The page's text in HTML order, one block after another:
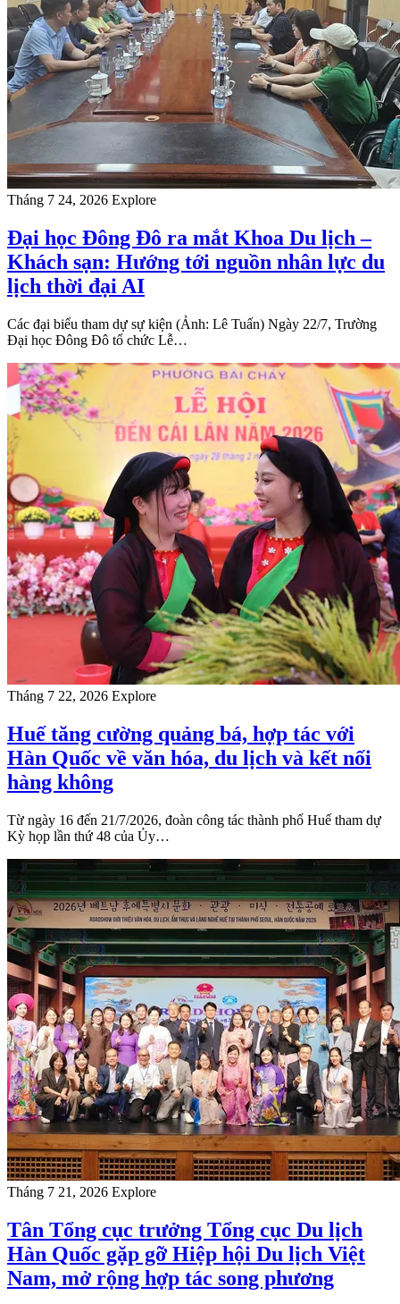
Tháng 7 24, 2026 Explore
Đại học Đông Đô ra mắt Khoa Du lịch –
Khách sạn: Hướng tới nguồn nhân lực du
lịch thời đại AI
Các đại biểu tham dự sự kiện (Ảnh: Lê Tuấn) Ngày 22/7, Trường
Đại học Đông Đô tổ chức Lễ…
Tháng 7 22, 2026 Explore
Huế tăng cường quảng bá, hợp tác với
Hàn Quốc về văn hóa, du lịch và kết nối
hàng không
Từ ngày 16 đến 21/7/2026, đoàn công tác thành phố Huế tham dự
Kỳ họp lần thứ 48 của Ủy…
Tháng 7 21, 2026 Explore
Tân Tổng cục trưởng Tổng cục Du lịch
Hàn Quốc gặp gỡ Hiệp hội Du lịch Việt
Nam, mở rộng hợp tác song phương